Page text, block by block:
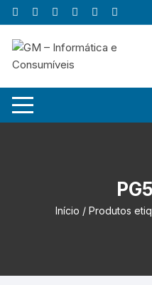
Skip
to
content
Início / Produtos